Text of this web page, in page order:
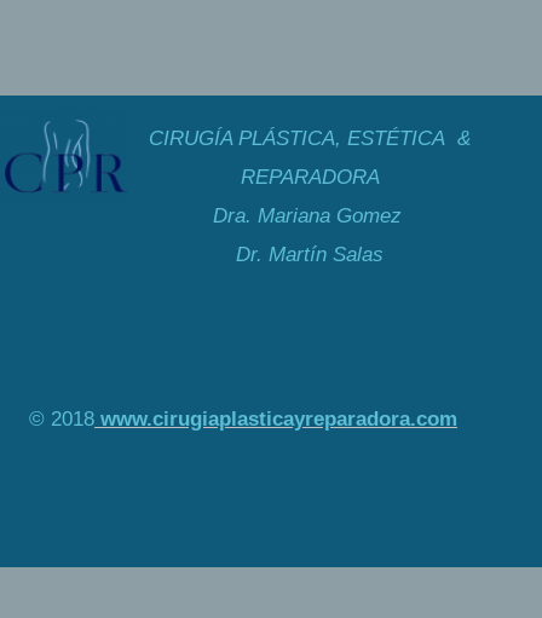
CIRUGÍA PLÁSTICA, ESTÉTICA &
REPARADORA
Dra. Mariana Gomez
Dr. Martín Salas
© 2018 www.cirugiaplasticayreparadora.com